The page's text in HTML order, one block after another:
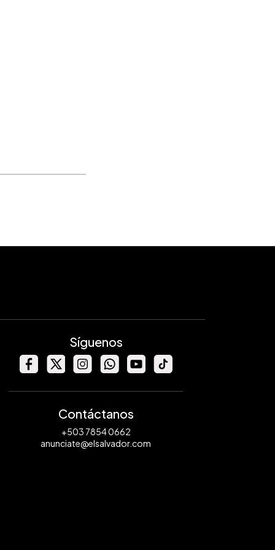
Síguenos
Contáctanos
+503 7854 0662
anunciate@elsalvador.com